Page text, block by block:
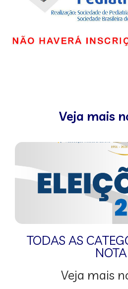
Veja mais
TODAS AS
NOTA
Veja mais